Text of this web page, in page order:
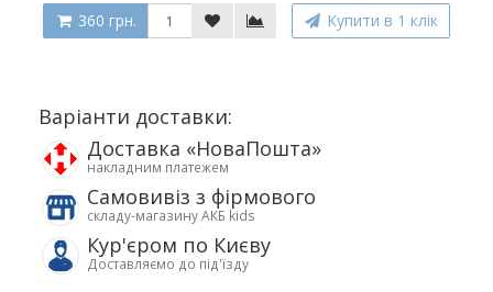
360 грн. Купити в 1 клік
Варіанти доставки:
Доставка «НоваПошта»
накладним платежем
Самовивіз з фірмового
складу-магазину АКБ kids
Кур'єром по Києву
Доставляємо до під'їзду